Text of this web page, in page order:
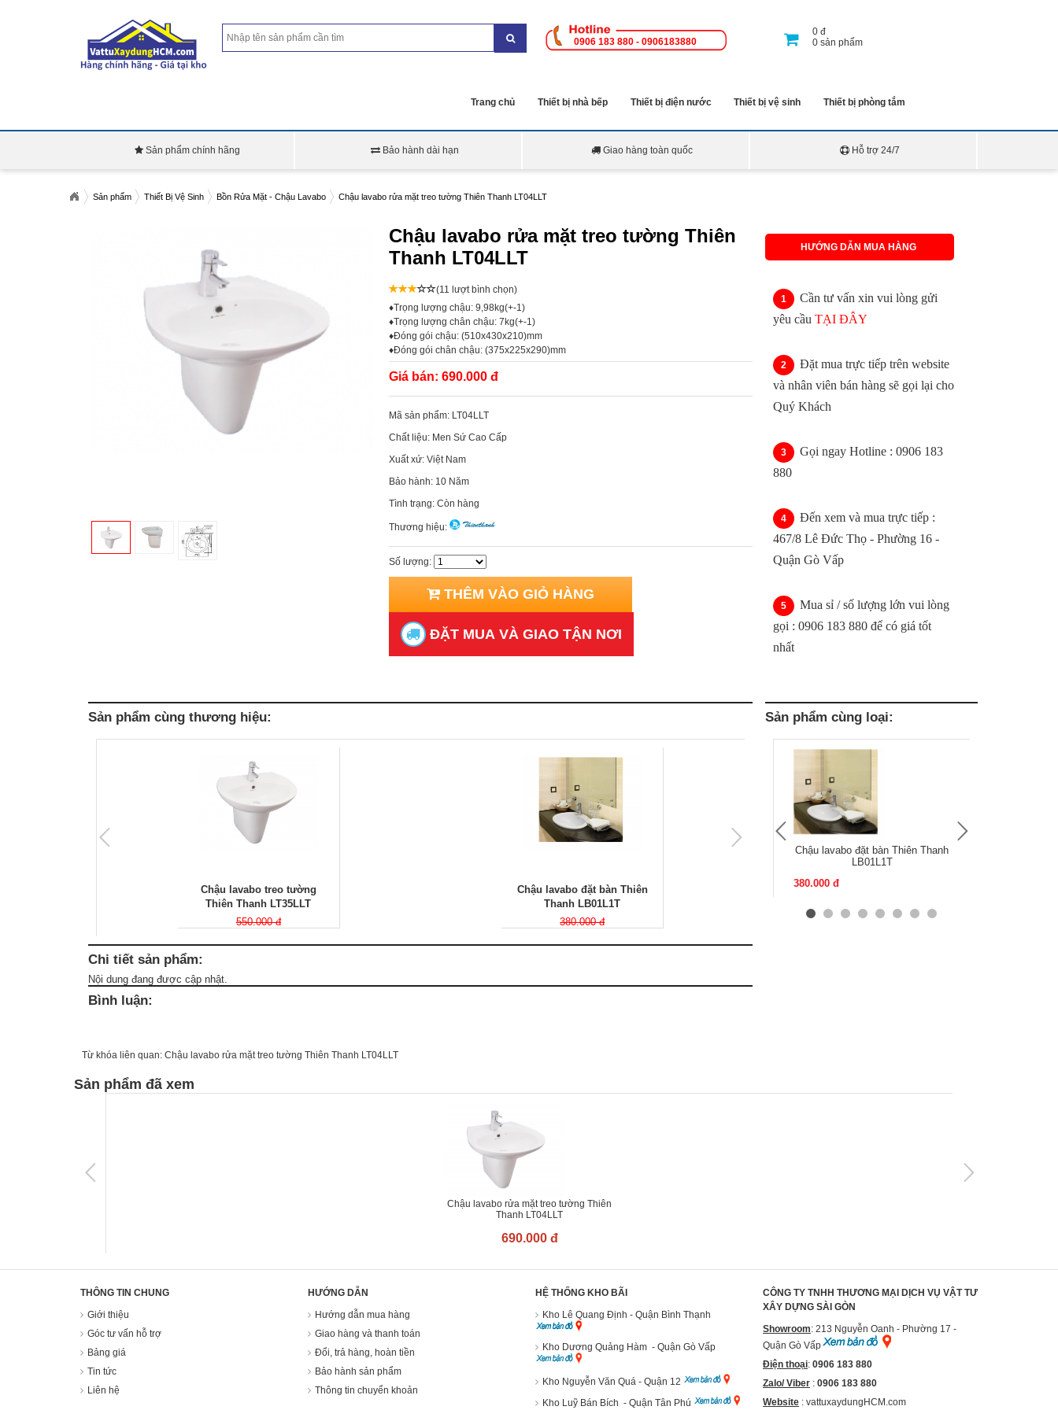
0906 183 880 - 0906183880
0đ
0sản phẩm
Trang chủ Thiết bị nhà bếp Thiết bị điện nước Thiết bị vệ sinh Thiết bị phòng tắm
Sản phẩm chính hãng Bảo hành dài hạn Giao hàng toàn quốc Hỗ trợ 24/7
Sản phẩm Thiết Bị Vệ Sinh Bồn Rửa Mặt - Chậu Lavabo Chậu lavabo rửa mặt treo tường Thiên Thanh LT04LLT
Chậu lavabo rửa mặt treo tường Thiên
Thanh LT04LLT
(11 lượt bình chọn)
♦Trọng lượng chậu: 9,98kg(+-1)
♦Trọng lượng chân chậu: 7kg(+-1)
♦Đóng gói chậu: (510x430x210)mm
♦Đóng gói chân chậu: (375x225x290)mm
Giá bán: 690.000 đ
Mã sản phẩm: LT04LLT
Chất liệu: Men Sứ Cao Cấp
Xuất xứ: Việt Nam
Bảo hành: 10 Năm
Tình trạng: Còn hàng
Thương hiệu:
Số lượng:
THÊM VÀO GIỎ HÀNG
ĐẶT MUA VÀ GIAO TẬN NƠI
HƯỚNG DẪN MUA HÀNG
Cần tư vấn xin vui lòng gửi
yêu cầu TẠI ĐÂY
Đặt mua trực tiếp trên website
và nhân viên bán hàng sẽ gọi lại cho
Quý Khách
Gọi ngay Hotline : 0906 183
880
Đến xem và mua trực tiếp :
467/8 Lê Đức Thọ - Phường 16 -
Quận Gò Vấp
Mua sỉ / số lượng lớn vui lòng
gọi : 0906 183 880 để có giá tốt
nhất
Sản phẩm cùng thương hiệu:
Chậu lavabo treo tường
Thiên Thanh LT35LLT
550.000 đ
Chậu lavabo đặt bàn Thiên
Thanh LB01L1T
380.000 đ
Chi tiết sản phẩm:
Nội dung đang được cập nhật.
Bình luận:
Sản phẩm cùng loại:
Chậu lavabo đặt bàn Thiên Thanh
LB01L1T
380.000 đ
Từ khóa liên quan: Chậu lavabo rửa mặt treo tường Thiên Thanh LT04LLT
Sản phẩm đã xem
Chậu lavabo rửa mặt treo tường Thiên
Thanh LT04LLT
690.000 đ
THÔNG TIN CHUNG
Giới thiệu
Góc tư vấn hỗ trợ
Bảng giá
Tin tức
Liên hệ
HƯỚNG DẪN
Hướng dẫn mua hàng
Giao hàng và thanh toán
Đổi, trả hàng, hoàn tiền
Bảo hành sản phẩm
Thông tin chuyển khoản
HỆ THỐNG KHO BÃI
Kho Lê Quang Định - Quận Bình Thạnh
Kho Dương Quảng Hàm - Quận Gò Vấp
Kho Nguyễn Văn Quá - Quận 12
Kho Luỹ Bán Bích - Quận Tân Phú
CÔNG TY TNHH THƯƠNG MẠI DỊCH VỤ VẬT TƯ
XÂY DỰNG SÀI GÒN
Showroom: 213 Nguyễn Oanh - Phường 17 -
Quận Gò Vấp
Điện thoại: 0906 183 880
Zalo/ Viber : 0906 183 880
Website : vattuxaydungHCM.com